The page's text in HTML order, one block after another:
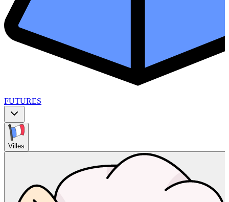
FUTURES
Villes